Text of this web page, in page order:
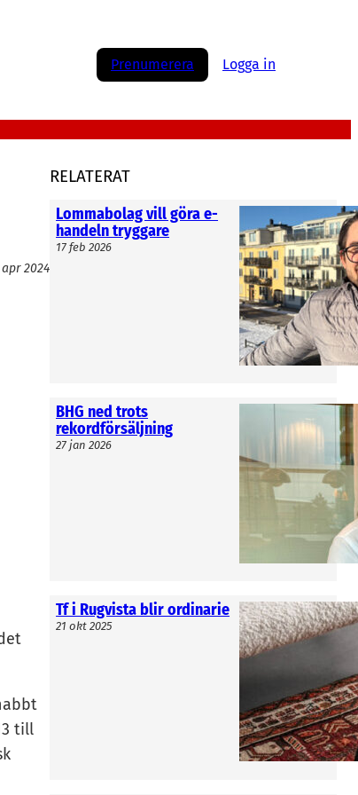
Prenumerera Logga in
2024
till
RELATERAT
Lommabolag vill göra e-
handeln tryggare
17 feb 2026
BHG ned trots
rekordförsäljning
27 jan 2026
Tf i Rugvista blir ordinarie
21 okt 2025